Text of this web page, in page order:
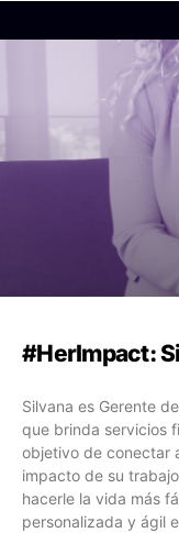
#HerImpact:
Silvana es Gerente
que brinda servicios
objetivo de conectar
impacto de su
hacerle la vida más
personalizada y ágil